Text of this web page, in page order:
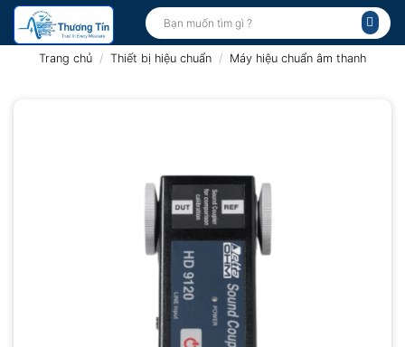
Bỏ
qua
Tìm
kiếm:
Trang chủ / Thiết bị hiệu chuẩn / Máy hiệu chuẩn âm thanh